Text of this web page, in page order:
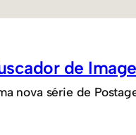
de
nova série de